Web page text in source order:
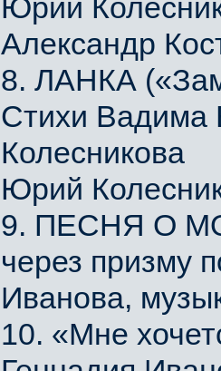
Юрий
Александр
8. ЛАНКА
Стихи Вадима
Колесникова
Юрий
9. ПЕСНЯ О
через призму
Иванова,
10. «Мне